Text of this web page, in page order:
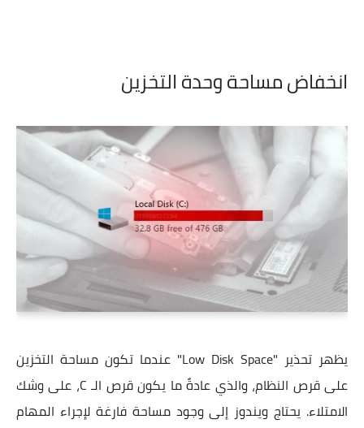
انخفاض مساحة وحدة التخزين
يظهر تحذير "Low Disk Space" عندما تكون مساحة التخزين
على قرص النظام، والذي عادةً ما يكون قرص الـ C، على وشك
الامتلاء. يحتاج ويندوز إلى وجود مساحة فارغة لإجراء المهام